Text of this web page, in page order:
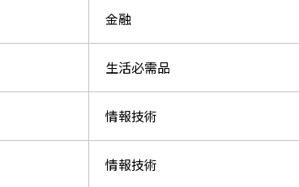
金融
生活必需品
情報技術
情報技術